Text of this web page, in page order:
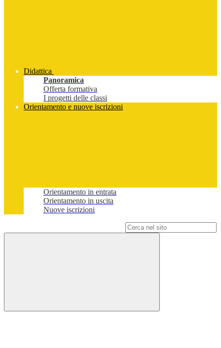
Didattica
Panoramica
Offerta formativa
I progetti delle classi
Orientamento e nuove iscrizioni
Orientamento in entrata
Orientamento in uscita
Nuove iscrizioni